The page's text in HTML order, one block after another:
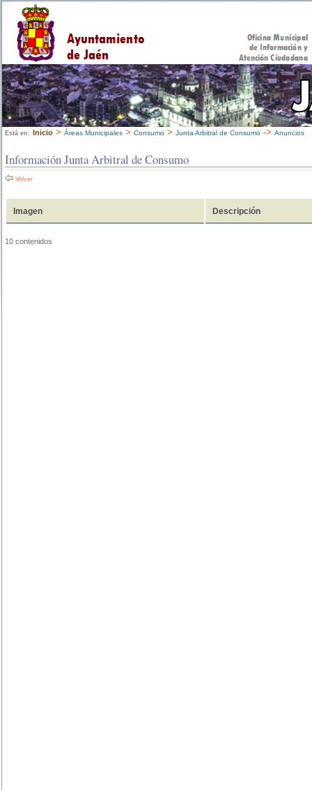
Está en: Inicio > Áreas Municipales > Consumo > Junta Arbitral de Consumo -> Anuncios
Información Junta Arbitral de Consumo
Volver
Imagen Descripción
10 contenidos